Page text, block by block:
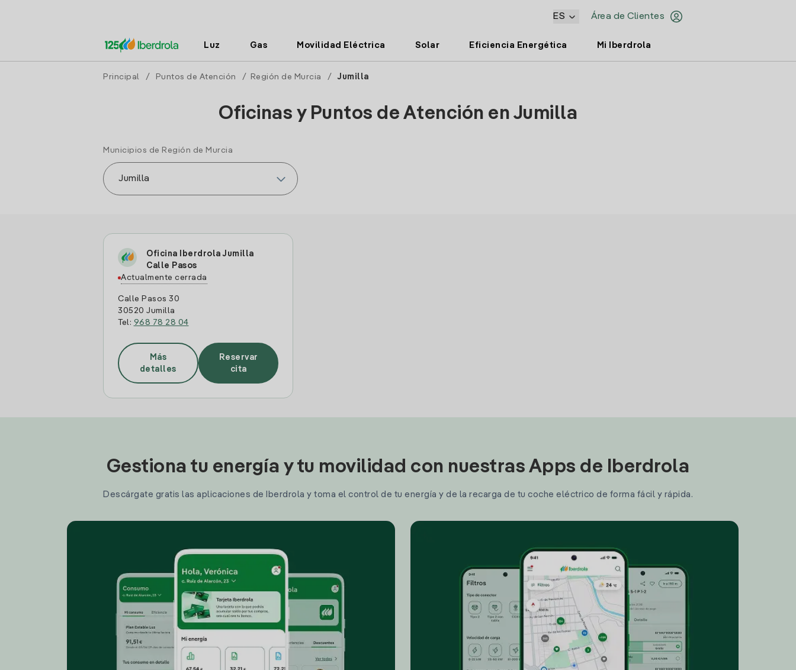
Área de Clientes
ES
Luz Gas Movilidad Eléctrica Solar Eficiencia Energética Mi Iberdrola
Principal / Puntos de Atención / Región de Murcia / Jumilla
Oficinas y Puntos de Atención en Jumilla
Municipios de Región de Murcia
Oficina Iberdrola Jumilla
Calle Pasos
Actualmente cerrada
Calle Pasos 30
30520 Jumilla
Tel: 968 78 28 04
Más
detalles
Reservar
cita
Gestiona tu energía y tu movilidad con nuestras Apps de Iberdrola
Descárgate gratis las aplicaciones de Iberdrola y toma el control de tu energía y de la recarga de tu coche eléctrico de forma fácil y rápida.